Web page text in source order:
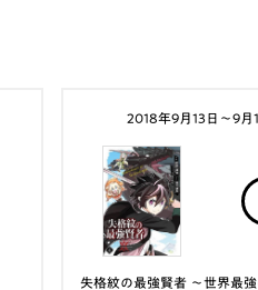
2018年9月13日〜9月